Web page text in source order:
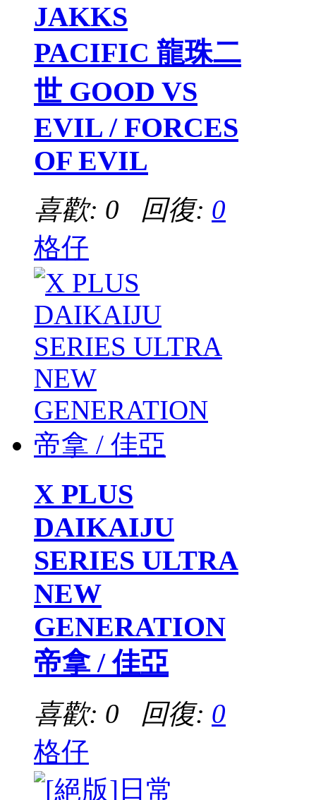
JAKKS
PACIFIC 龍珠二
世 GOOD VS
EVIL / FORCES
OF EVIL
喜歡: 0 回復: 0
格仔
X PLUS
DAIKAIJU
SERIES ULTRA
NEW
GENERATION
帝拿 / 佳亞
喜歡: 0 回復: 0
格仔